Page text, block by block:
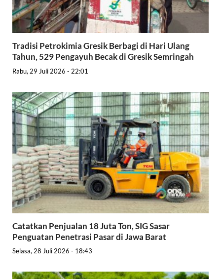
Tradisi Petrokimia Gresik Berbagi di Hari Ulang
Tahun, 529 Pengayuh Becak di Gresik Semringah
Rabu, 29 Juli 2026 - 22:01
Catatkan Penjualan 18 Juta Ton, SIG Sasar
Penguatan Penetrasi Pasar di Jawa Barat
Selasa, 28 Juli 2026 - 18:43